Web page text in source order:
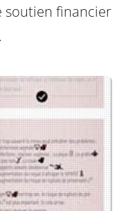
soutien financier